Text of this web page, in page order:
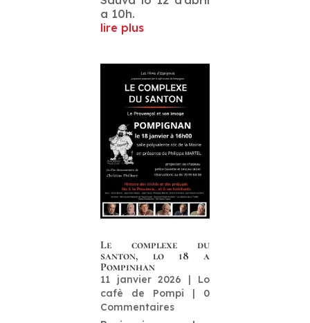
a 10h.
lire plus
Le complexe du
santon, lo 18 a
Pompinhan
11 janvier 2026 | Lo
cafè de Pompi | 0
Commentaires